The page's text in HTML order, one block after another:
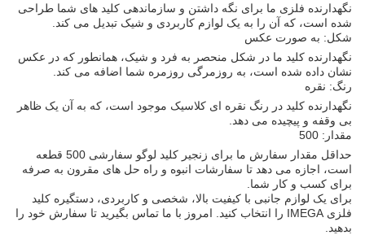
نگهدارنده فلزی ما برای نگه داشتن و سازماندهی کلید های شما طراحی
شده است، که آن را به یک لوازم کاربردی و شیک تبدیل می کند.
شکل: به صورت عکس
نگهدارنده کلید ما در شکل منحصر به فرد و شیک، همانطور که در عکس
نشان داده شده است، به روزمرگی روزمره شما اضافه می کند.
رنگ: نقره
نگهدارنده کلید در رنگ نقره ای کلاسیک موجود است، که به آن یک ظاهر
بی وقفه و پیچیده می دهد.
مقدار: 500
حداقل مقدار سفارش ما برای زنجیر کلید لوگو سفارشی 500 قطعه
است، اجازه می دهد تا سفارشات انبوه و راه حل های مقرون به صرفه
برای کسب و کار شما.
برای یک لوازم جانبی با کیفیت بالا، شخصی و کاربردی، دستگیره کلید
فلزی IMEGA را انتخاب کنید. امروز با ما تماس بگیرید تا سفارش خود را
بدهید.